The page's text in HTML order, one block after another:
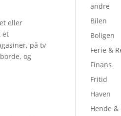
eller
et
på tv
og
andre
Bilen
Boligen
Ferie &
Finans
Fritid
Haven
Hende &